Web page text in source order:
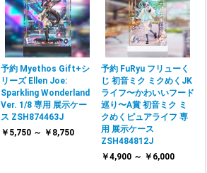
予約 Myethos Gift+シ
リーズ Ellen Joe:
Sparkling Wonderland
Ver. 1/8 専用 展示ケー
ス ZSH874463J
￥5,750 ～ ￥8,750
予約 FuRyu フリューく
じ 初音ミク ミクめくJK
ライフ〜かわいいフード
巡り〜A賞 初音ミク ミ
クめくピュアライフ 専
用 展示ケース
ZSH484812J
￥4,900 ～ ￥6,000